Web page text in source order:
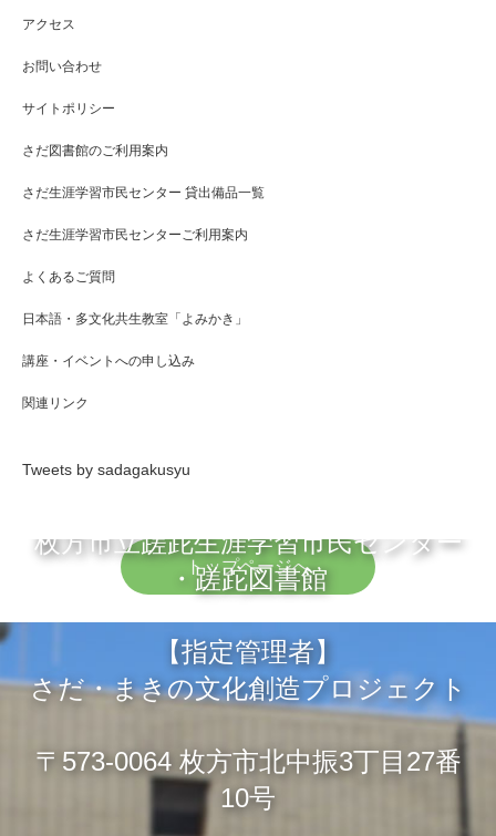
アクセス
お問い合わせ
サイトポリシー
さだ図書館のご利用案内
さだ生涯学習市民センター 貸出備品一覧
さだ生涯学習市民センターご利用案内
よくあるご質問
日本語・多文化共生教室「よみかき」
講座・イベントへの申し込み
関連リンク
Tweets by sadagakusyu
トップページへ
枚方市立蹉跎生涯学習市民センター
・蹉跎図書館
【指定管理者】
さだ・まきの文化創造プロジェクト
〒573-0064 枚方市北中振3丁目27番
10号